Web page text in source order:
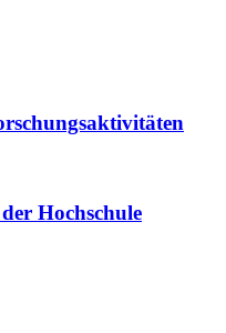
Hochschule